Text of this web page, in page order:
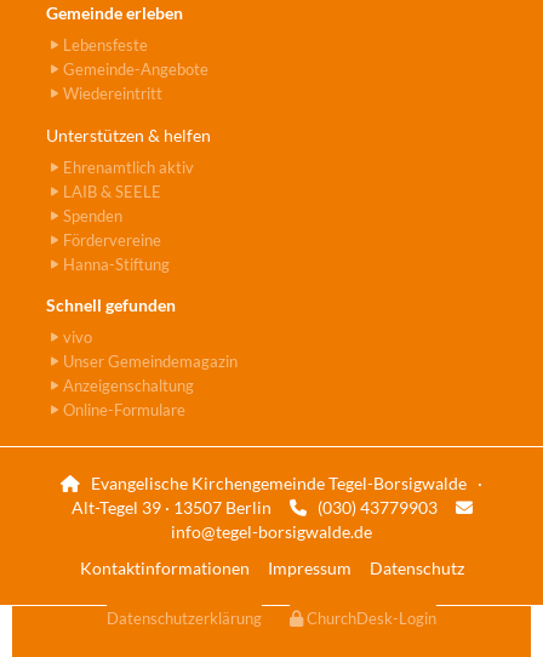
Gemeinde erleben
Lebensfeste
Gemeinde-Angebote
Wiedereintritt
Unterstützen & helfen
Ehrenamtlich aktiv
LAIB & SEELE
Spenden
Fördervereine
Hanna-Stiftung
Schnell gefunden
vivo
Unser Gemeindemagazin
Anzeigenschaltung
Online-Formulare

Evangelische Kirchengemeinde Tegel-Borsigwalde ·
Alt-Tegel 39 · 13507 Berlin
(030) 43779903 
info@tegel-borsigwalde.de
Kontaktinformationen
Impressum Datenschutz
Datenschutzerklärung ChurchDesk-Login